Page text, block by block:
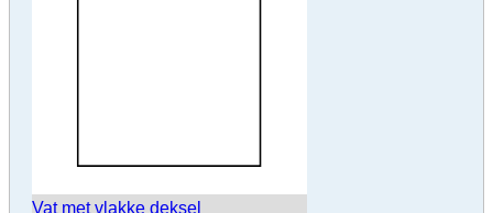
Vat met vlakke deksel